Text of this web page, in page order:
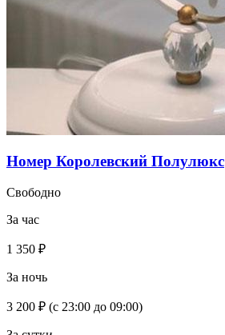
Номер Королевский Полулюкс
Свободно
За час
1 350 ₽
За ночь
3 200 ₽ (с 23:00 до 09:00)